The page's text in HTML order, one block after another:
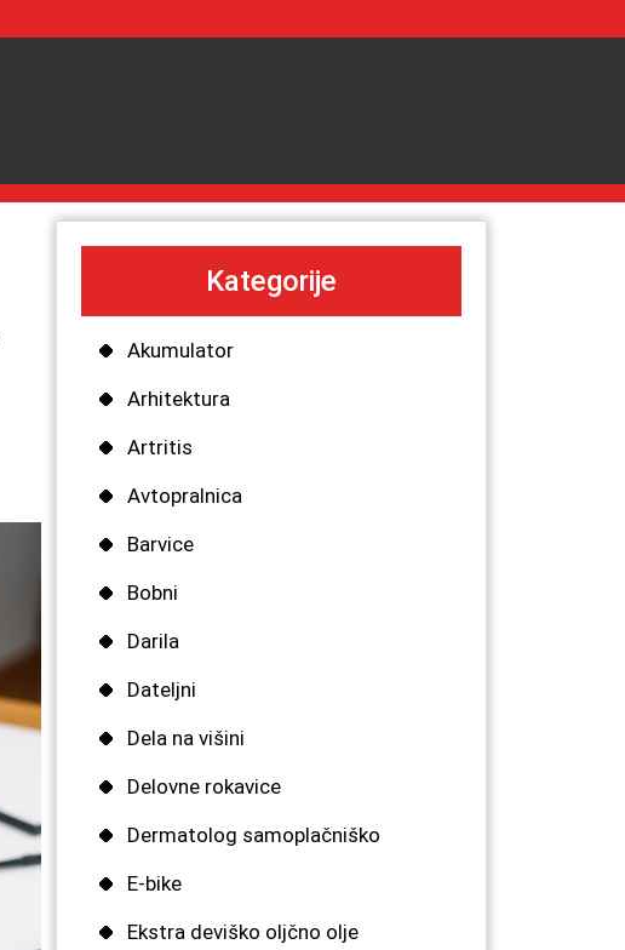
Kategorije
Akumulator
Arhitektura
Artritis
Avtopralnica
Barvice
Bobni
Darila
Dateljni
Dela na višini
Delovne rokavice
Dermatolog samoplačniško
E-bike
Ekstra deviško oljčno olje